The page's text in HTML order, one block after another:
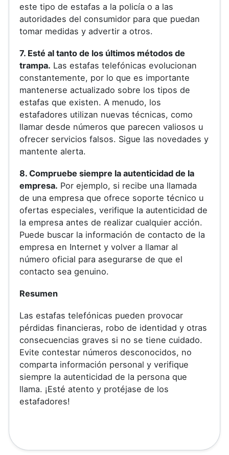
este tipo de estafas a la policía o a las
autoridades del consumidor para que puedan
tomar medidas y advertir a otros.
7. Esté al tanto de los últimos métodos de
trampa. Las estafas telefónicas evolucionan
constantemente, por lo que es importante
mantenerse actualizado sobre los tipos de
estafas que existen. A menudo, los
estafadores utilizan nuevas técnicas, como
llamar desde números que parecen valiosos u
ofrecer servicios falsos. Sigue las novedades y
mantente alerta.
8. Compruebe siempre la autenticidad de la
empresa. Por ejemplo, si recibe una llamada
de una empresa que ofrece soporte técnico u
ofertas especiales, verifique la autenticidad de
la empresa antes de realizar cualquier acción.
Puede buscar la información de contacto de la
empresa en Internet y volver a llamar al
número oficial para asegurarse de que el
contacto sea genuino.
Resumen
Las estafas telefónicas pueden provocar
pérdidas financieras, robo de identidad y otras
consecuencias graves si no se tiene cuidado.
Evite contestar números desconocidos, no
comparta información personal y verifique
siempre la autenticidad de la persona que
llama. ¡Esté atento y protéjase de los
estafadores!